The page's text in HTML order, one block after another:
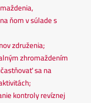
ňom v súlade s
združenia;
zhromaždením
sa na
kontroly revíznej